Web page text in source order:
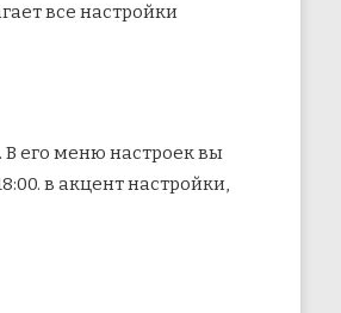
все настройки
В его меню настроек вы
в акцент настройки,